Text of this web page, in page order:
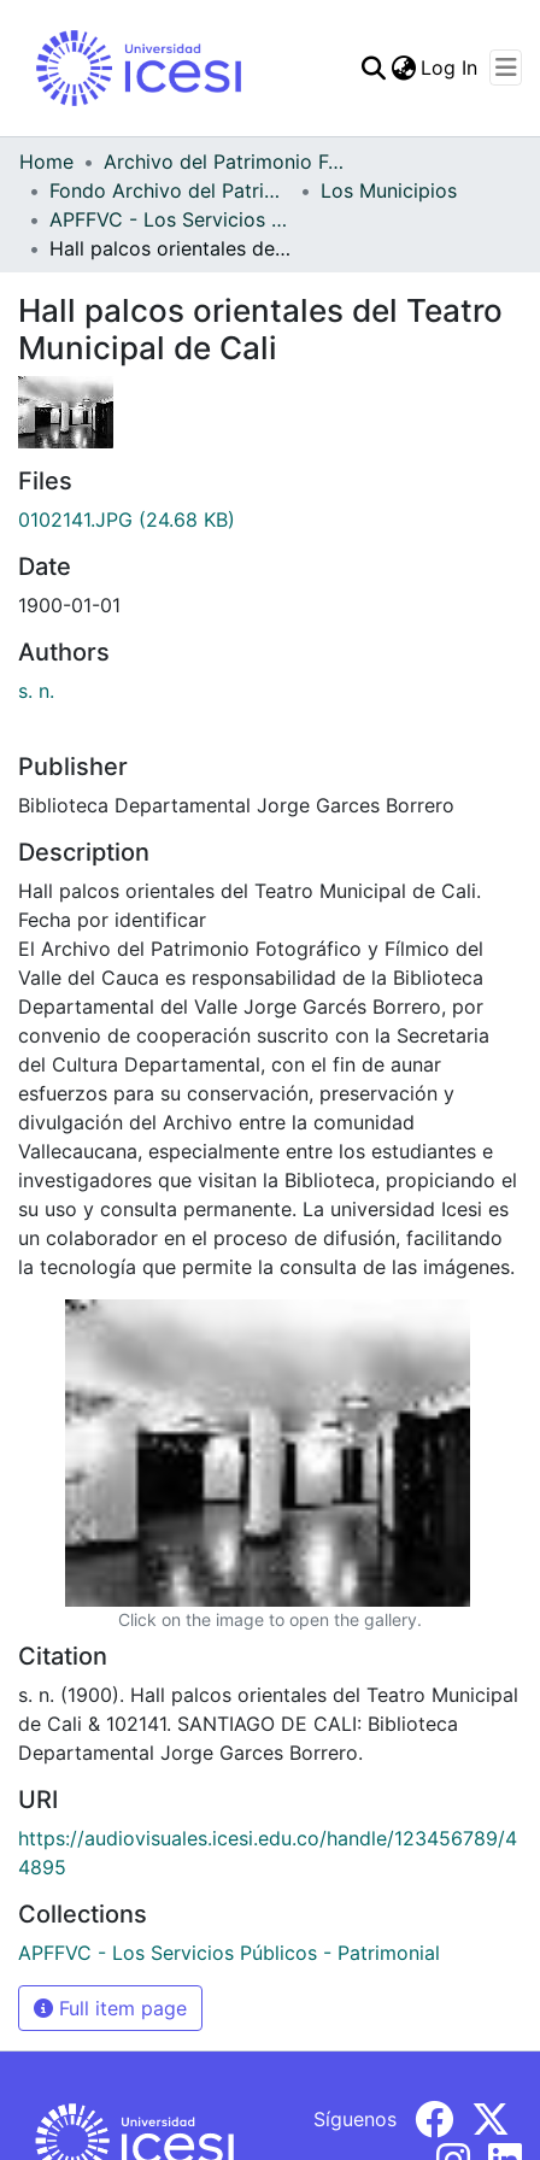
Statistics
Log In
Home
Archivo del Patrimonio Fotográfico y Fílmico del Valle del Cauca
Fondo Archivo del Patrimonio Fotográfico y Fílmico del Valle del Cauca
Los Municipios
APFFVC - Los Servicios Públicos - Patrimonial
Hall palcos orientales del Teatro Municipal de Cali
Hall palcos orientales del Teatro
Municipal de Cali
Files
0102141.JPG (24.68 KB)
Date
1900-01-01
Authors
s. n.
Publisher
Biblioteca Departamental Jorge Garces Borrero
Description
Hall palcos orientales del Teatro Municipal de Cali.
Fecha por identificar
El Archivo del Patrimonio Fotográfico y Fílmico del
Valle del Cauca es responsabilidad de la Biblioteca
Departamental del Valle Jorge Garcés Borrero, por
convenio de cooperación suscrito con la Secretaria
del Cultura Departamental, con el fin de aunar
esfuerzos para su conservación, preservación y
divulgación del Archivo entre la comunidad
Vallecaucana, especialmente entre los estudiantes e
investigadores que visitan la Biblioteca, propiciando el
su uso y consulta permanente. La universidad Icesi es
un colaborador en el proceso de difusión, facilitando
la tecnología que permite la consulta de las imágenes.
Click on the image to open the gallery.
Citation
s. n. (1900). Hall palcos orientales del Teatro Municipal
de Cali & 102141. SANTIAGO DE CALI: Biblioteca
Departamental Jorge Garces Borrero.
URI
https://audiovisuales.icesi.edu.co/handle/123456789/4
4895
Collections
APFFVC - Los Servicios Públicos - Patrimonial
Full item page
Síguenos